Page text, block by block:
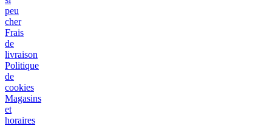
peu
cher
Frais
de
livraison
Politique
de
cookies
Magasins
et
horaires